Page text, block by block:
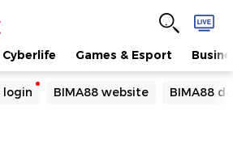
Cyberlife Games & Esport
login BIMA88 website BIMA88
dicari